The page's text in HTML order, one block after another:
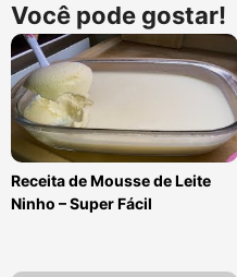
Você pode gostar!
Receita de Mousse de Leite
Ninho – Super Fácil